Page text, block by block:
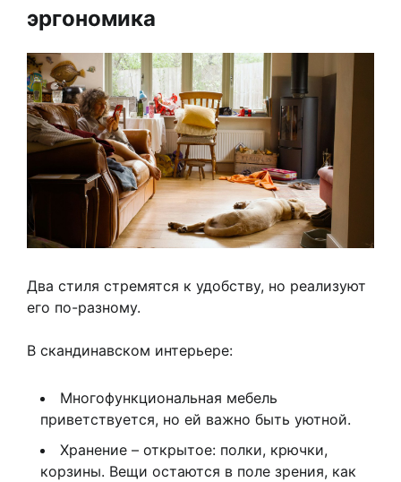
эргономика
Два стиля стремятся к удобству, но реализуют
его по-разному.
В скандинавском интерьере:
Многофункциональная мебель
приветствуется, но ей важно быть уютной.
Хранение – открытое: полки, крючки,
корзины. Вещи остаются в поле зрения, как